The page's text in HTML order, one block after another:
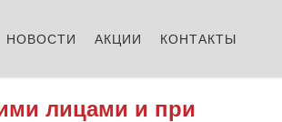
НОВОСТИ АКЦИИ КОНТАКТЫ
лицами и при